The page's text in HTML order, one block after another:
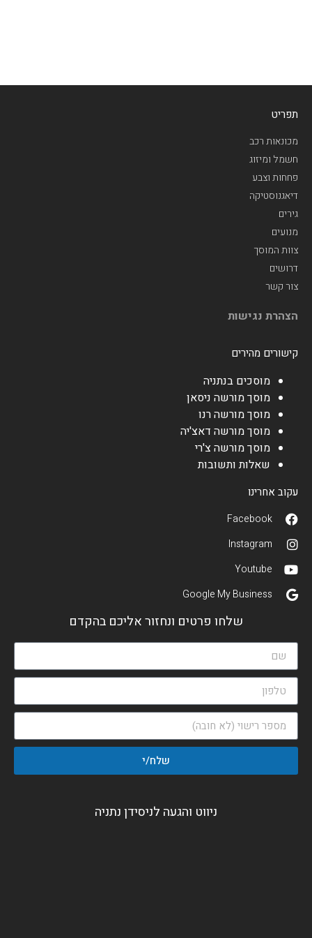
תפריט
מכונאות רכב
חשמל ומיזוג
פחחות וצבע
דיאגנוסטיקה
גירים
מנועים
צוות המוסך
דרושים
צור קשר
הצהרת נגישות
קישורים מהירים
מוסכים בנתניה
מוסך מורשה ניסאן
מוסך מורשה רנו
מוסך מורשה דאצ'יה
מוסך מורשה צ'רי
שאלות ותשובות
עקוב אחרינו
Facebook
Instagram
Youtube
Google My Business
שלחו פרטים ונחזור אליכם בהקדם
שלח/י
ניווט והגעה לניסידן נתניה